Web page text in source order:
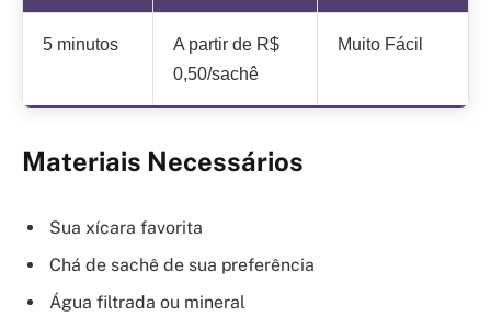
5 minutos
A partir de R$
0,50/sachê
Muito Fácil
Materiais Necessários
Sua xícara favorita
Chá de sachê de sua preferência
Água filtrada ou mineral